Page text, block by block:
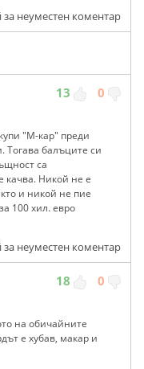
неуместен коментар
13 0
"М-кар" преди
балъците си
са
качва. Никой не е
и никой не пие
100 хил. евро
неуместен коментар
18 0
на обичайните
е хубав, макар и